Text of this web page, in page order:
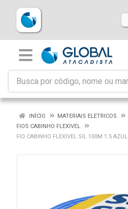
INÍCIO
MATERIAIS ELETRICOS
FIOS CABINHO FLEXIVEL
FIO CABINHO FLEXIVEL SIL 100M 1.5 AZUL